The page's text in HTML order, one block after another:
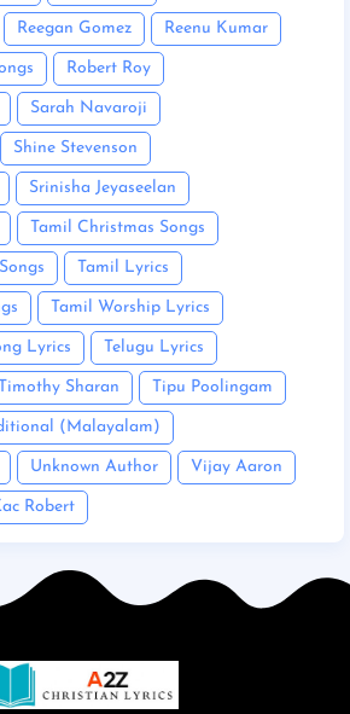
Reegan Gomez Reenu Kumar
Robert Roy
Sarah Navaroji
Shine Stevenson
Srinisha Jeyaseelan
Tamil Christmas Songs
Tamil Lyrics
Tamil Worship Lyrics
Lyrics Telugu Lyrics
Timothy Sharan Tipu Poolingam
(Malayalam)
Unknown Author Vijay Aaron
Robert